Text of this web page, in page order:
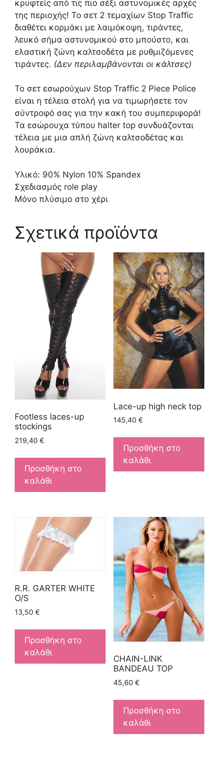
κρυφτείς από τις πιο σέξι αστυνομικές αρχές
της περιοχής! Το σετ 2 τεμαχίων Stop Traffic
διαθέτει κορμάκι με λαιμόκοψη, τιράντες,
λευκό σήμα αστυνομικού στο μπούστο, και
ελαστική ζώνη καλτσοδέτα με ρυθμιζόμενες
τιράντες. (Δεν περιλαμβάνονται οι κάλτσες)
Το σετ εσωρούχων Stop Traffic 2 Piece Police
είναι η τέλεια στολή για να τιμωρήσετε τον
σύντροφό σας για την κακή του συμπεριφορά!
Τα εσώρουχα τύπου halter top συνδυάζονται
τέλεια με μια απλή ζώνη καλτσοδέτας και
λουράκια.
Υλικό: 90% Nylon 10% Spandex
Σχεδιασμός role play
Μόνο πλύσιμο στο χέρι
Σχετικά προϊόντα
Footless laces-up
stockings
219,40 €
Προσθήκη στο
καλάθι
Lace-up high neck top
145,40 €
Προσθήκη στο
καλάθι
R.R. GARTER WHITE
O/S
13,50 €
Προσθήκη στο
καλάθι
CHAIN-LINK
BANDEAU TOP
45,60 €
Προσθήκη στο
καλάθι